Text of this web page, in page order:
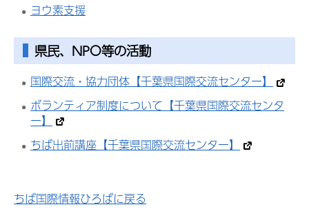
ヨウ素支援
県民、NPO等の活動
国際交流・協力団体【千葉県国際交流センター】
ボランティア制度について【千葉県国際交流センタ
ー】
ちば出前講座【千葉県国際交流センター】
ちば国際情報ひろばに戻る